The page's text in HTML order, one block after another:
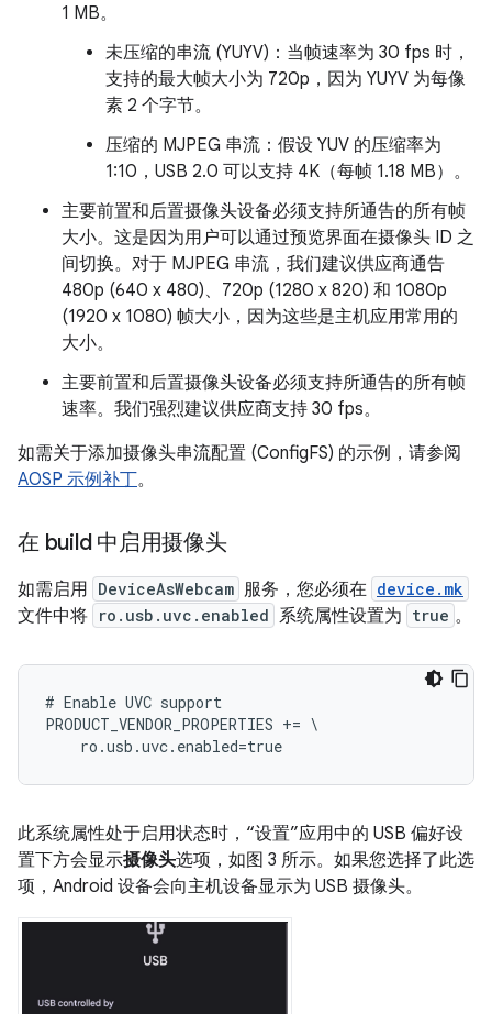
1 MB。
未压缩的串流 (YUYV)：当帧速率为 30 fps 时，
支持的最大帧大小为 720p，因为 YUYV 为每像
素 2 个字节。
压缩的 MJPEG 串流：假设 YUV 的压缩率为
1:10，USB 2.0 可以支持 4K（每帧 1.18 MB）。
主要前置和后置摄像头设备必须支持所通告的所有帧
大小。这是因为用户可以通过预览界面在摄像头 ID 之
间切换。对于 MJPEG 串流，我们建议供应商通告
480p (640 x 480)、720p (1280 x 820) 和 1080p
(1920 x 1080) 帧大小，因为这些是主机应用常用的
大小。
主要前置和后置摄像头设备必须支持所通告的所有帧
速率。我们强烈建议供应商支持 30 fps。
如需关于添加摄像头串流配置 (ConfigFS) 的示例，请参阅
AOSP 示例补丁。
在 build 中启用摄像头
如需启用 DeviceAsWebcam 服务，您必须在 device.mk
文件中将 ro.usb.uvc.enabled 系统属性设置为 true 。
# Enable UVC support
PRODUCT_VENDOR_PROPERTIES += \
ro .usb .uvc. enabled=true
此系统属性处于启用状态时，“设置”应用中的 USB 偏好设
置下方会显示摄像头选项，如图 3 所示。如果您选择了此选
项，Android 设备会向主机设备显示为 USB 摄像头。